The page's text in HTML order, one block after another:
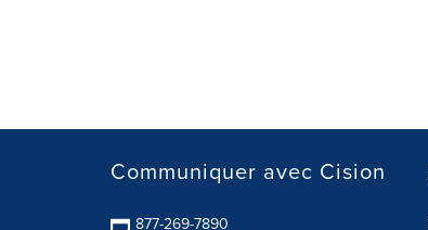
Communiquer avec Cision
877-269-7890